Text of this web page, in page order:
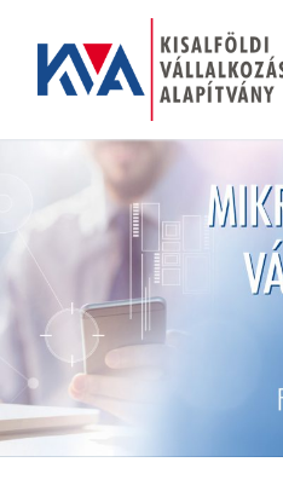
tartalomra